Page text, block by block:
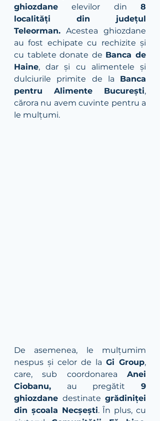
ghiozdane elevilor din 8
localități din județul
Teleorman. Acestea ghiozdane
au fost echipate cu rechizite și
cu tablete donate de Banca de
Haine, dar și cu alimentele și
dulciurile primite de la Banca
pentru Alimente București,
cărora nu avem cuvinte pentru a
le mulțumi.
De asemenea, le mulțumim
nespus și celor de la Gi Group,
care, sub coordonarea Anei
Ciobanu, au pregătit 9
ghiozdane destinate grădiniței
din școala Necșești. În plus, cu